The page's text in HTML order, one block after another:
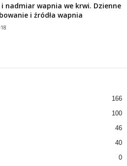
nadmiar wapnia we krwi. Dzienne
i źródła wapnia
166
100
46
40
0